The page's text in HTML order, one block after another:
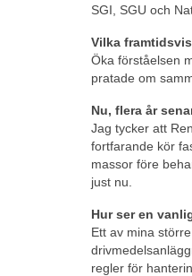
SGI, SGU och
Vilka
Öka förståelsen
pratade om
Nu, flera år
Jag tycker att
fortfarande kör
massor före
just nu.
Hur ser en
Ett av mina
regler för